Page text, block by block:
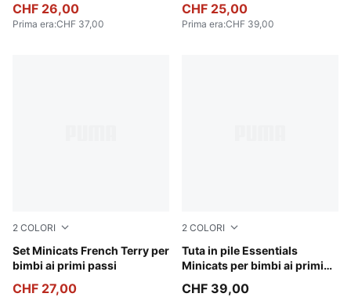
CHF 26,00
Prima era:CHF 37,00
CHF 25,00
Prima era:CHF 39,00
2 COLORI
Set Minicats French Terry per
bimbi ai primi passi
Puma Black
CHF 27,00
2 COLORI
Tuta in pile Essentials
Minicats per bimbi ai primi
Mauve Glow
CHF 39,00